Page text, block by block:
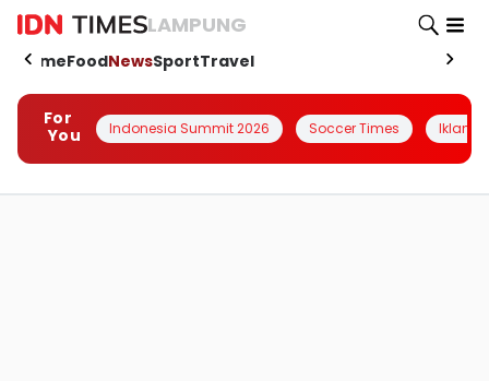
LAMPUNG
HomeFoodNewsSportTravel
For
You
Indonesia Summit 2026 Soccer Times Iklanin